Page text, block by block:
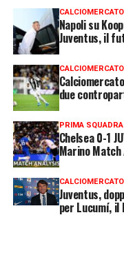
CALCIOMERCATO
Napoli su
Juventus, il
CALCIOMERCATO
due
PRIMA SQUADRA
Chelsea 0-1
Marino Match
CALCIOMERCATO
Juventus,
per Lucumí, il